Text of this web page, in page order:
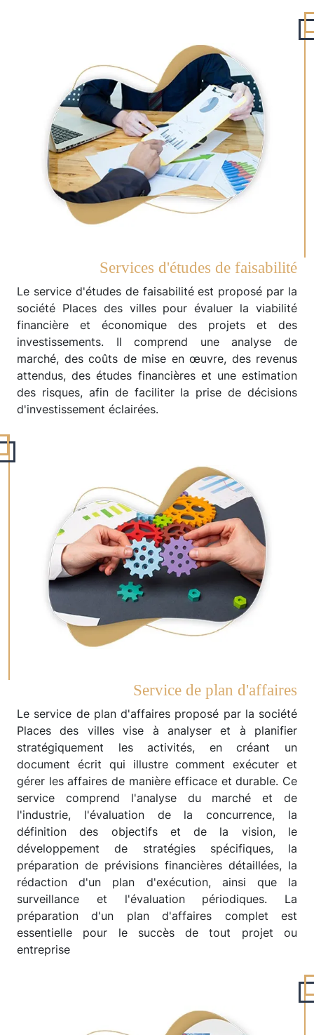
Services d'études de faisabilité
Le service d'études de faisabilité est proposé par la
société Places des villes pour évaluer la viabilité
financière et économique des projets et des
investissements. Il comprend une analyse de
marché, des coûts de mise en œuvre, des revenus
attendus, des études financières et une estimation
des risques, afin de faciliter la prise de décisions
d'investissement éclairées.
Service de plan d'affaires
Le service de plan d'affaires proposé par la société
Places des villes vise à analyser et à planifier
stratégiquement les activités, en créant un
document écrit qui illustre comment exécuter et
gérer les affaires de manière efficace et durable. Ce
service comprend l'analyse du marché et de
l'industrie, l'évaluation de la concurrence, la
définition des objectifs et de la vision, le
développement de stratégies spécifiques, la
préparation de prévisions financières détaillées, la
rédaction d'un plan d'exécution, ainsi que la
surveillance et l'évaluation périodiques. La
préparation d'un plan d'affaires complet est
essentielle pour le succès de tout projet ou
entreprise